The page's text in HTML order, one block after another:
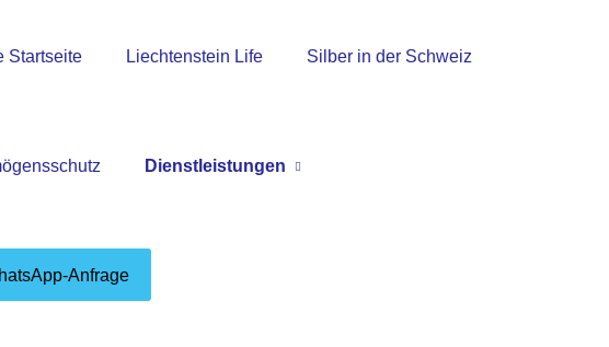
Startseite Liechtenstein Life Silber in der Schweiz
Dienstleistungen
Anfrage